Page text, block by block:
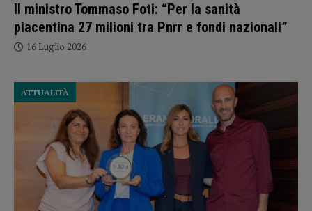
Il ministro Tommaso Foti: “Per la sanità
piacentina 27 milioni tra Pnrr e fondi nazionali”
16 Luglio 2026
ATTUALITÀ